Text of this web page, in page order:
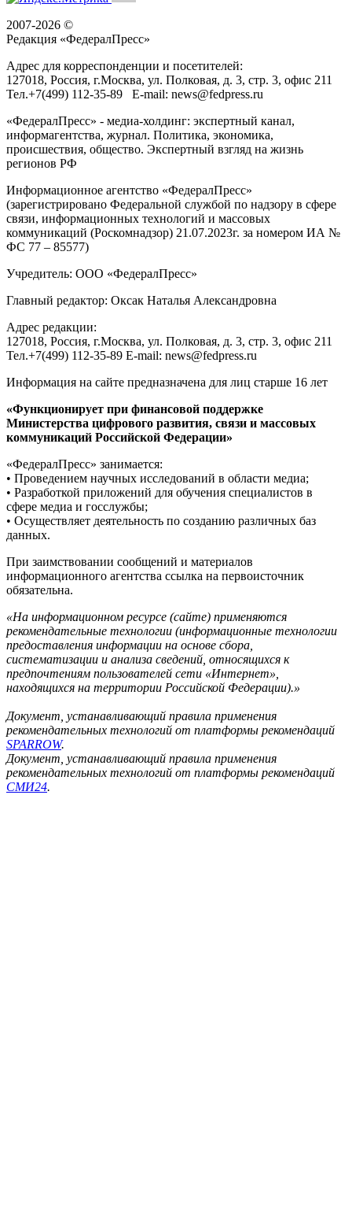
2007-2026 ©
Редакция «ФедералПресс»
Адрес для корреспонденции и посетителей:
127018, Россия, г.Москва, ул. Полковая, д. 3, стр. 3, офис 211
Тел.+7(499) 112-35-89 E-mail: news@fedpress.ru
«ФедералПресс» - медиа-холдинг: экспертный канал,
информагентства, журнал. Политика, экономика,
происшествия, общество. Экспертный взгляд на жизнь
регионов РФ
Информационное агентство «ФедералПресс»
(зарегистрировано Федеральной службой по надзору в сфере
связи, информационных технологий и массовых
коммуникаций (Роскомнадзор) 21.07.2023г. за номером ИА №
ФС 77 – 85577)
Учредитель: ООО «ФедералПресс»
Главный редактор: Оксак Наталья Александровна
Адрес редакции:
127018, Россия, г.Москва, ул. Полковая, д. 3, стр. 3, офис 211
Тел.+7(499) 112-35-89 E-mail: news@fedpress.ru
Информация на сайте предназначена для лиц старше 16 лет
«Функционирует при финансовой поддержке
Министерства цифрового развития, связи и массовых
коммуникаций Российской Федерации»
«ФедералПресс» занимается:
• Проведением научных исследований в области медиа;
• Разработкой приложений для обучения специалистов в
сфере медиа и госслужбы;
• Осуществляет деятельность по созданию различных баз
данных.
При заимствовании сообщений и материалов
информационного агентства ссылка на первоисточник
обязательна.
«На информационном ресурсе (сайте) применяются
рекомендательные технологии (информационные технологии
предоставления информации на основе сбора,
систематизации и анализа сведений, относящихся к
предпочтениям пользователей сети «Интернет»,
находящихся на территории Российской Федерации).»
Документ, устанавливающий правила применения
рекомендательных технологий от платформы рекомендаций
SPARROW.
Документ, устанавливающий правила применения
рекомендательных технологий от платформы рекомендаций
СМИ24.